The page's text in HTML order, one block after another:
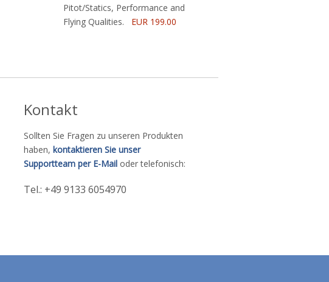
Pitot/Statics, Performance and
Flying Qualities. EUR 199.00
Kontakt
Sollten Sie Fragen zu unseren Produkten
haben, kontaktieren Sie unser
Supportteam per E-Mail oder telefonisch:
Tel.: +49 9133 6054970